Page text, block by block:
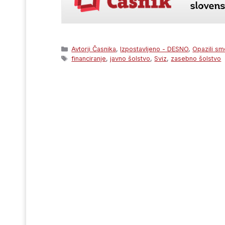
Categories
Avtorji Časnika,Izpostavljeno - DESNO,Opazili
Tags
financiranje,javno šolstvo,Sviz, zasebno šolstvo